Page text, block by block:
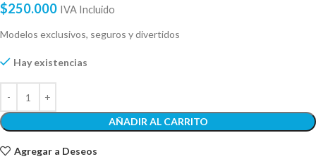
$250.000 IVA Incluido
Modelos exclusivos, seguros y divertidos
Hay existencias
AÑADIR AL CARRITO
Agregar a Deseos